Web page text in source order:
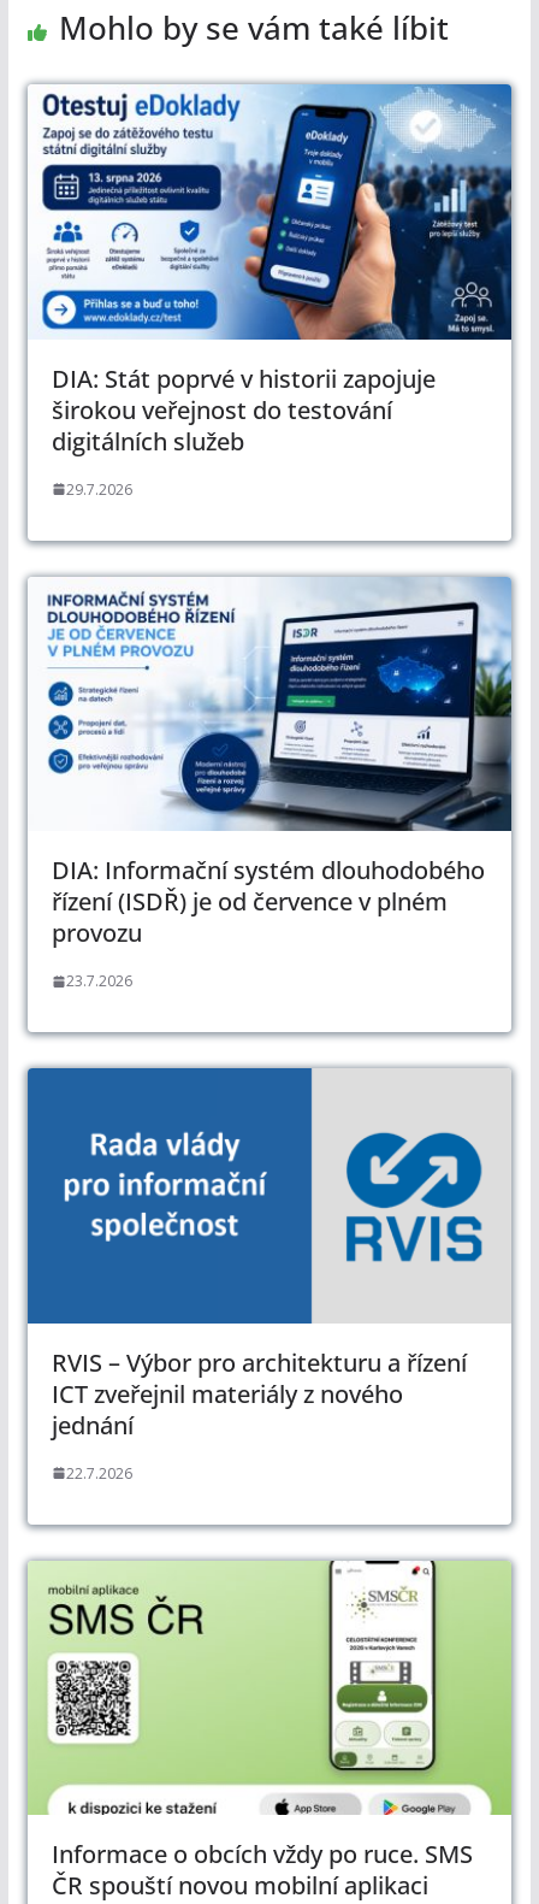
Mohlo by se vám také líbit
DIA: Stát poprvé v historii zapojuje
širokou veřejnost do testování
digitálních služeb
29.7.2026
DIA: Informační systém dlouhodobého
řízení (ISDŘ) je od července v plném
provozu
23.7.2026
RVIS – Výbor pro architekturu a řízení
ICT zveřejnil materiály z nového
jednání
22.7.2026
Informace o obcích vždy po ruce. SMS
ČR spouští novou mobilní aplikaci